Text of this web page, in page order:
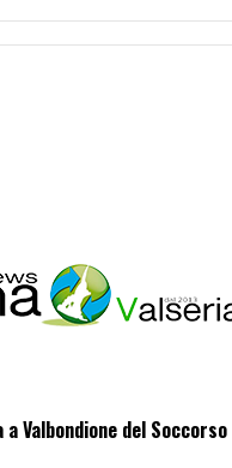
Valbondione del